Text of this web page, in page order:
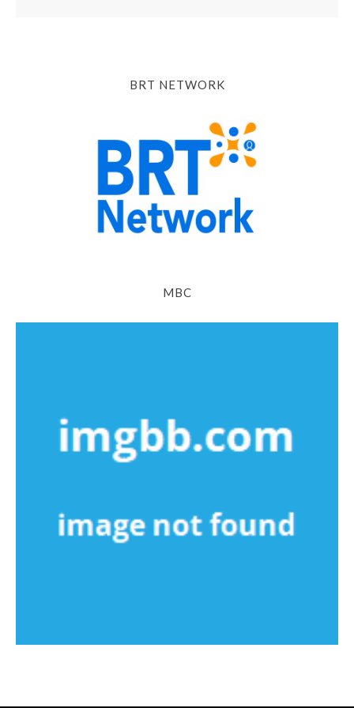
BRT NETWORK
MBC